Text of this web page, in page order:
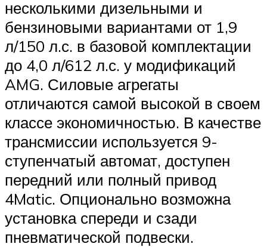
несколькими дизельными и
бензиновыми вариантами от 1,9
л/150 л.с. в базовой комплектации
до 4,0 л/612 л.с. у модификаций
AMG. Силовые агрегаты
отличаются самой высокой в своем
классе экономичностью. В качестве
трансмиссии используется 9-
ступенчатый автомат, доступен
передний или полный привод
4Matic. Опционально возможна
установка спереди и сзади
пневматической подвески.